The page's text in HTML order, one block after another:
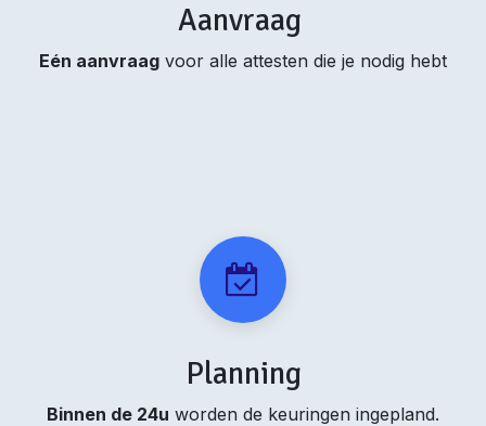
Aanvraag
Eén aanvraag voor alle attesten die je nodig hebt
Planning
Binnen de 24u worden de keuringen ingepland.